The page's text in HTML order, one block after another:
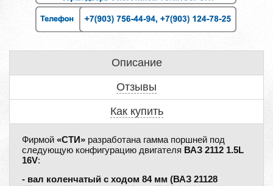
Описание
Отзывы
Как купить
Фирмой «СТИ» разработана гамма поршней под
следующую конфигурацию двигателя ВАЗ 2112 1.5L
16V:
- вал коленчатый с ходом 84 мм (ВАЗ 21128